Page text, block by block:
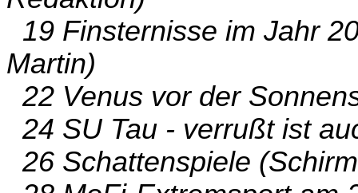
19 Finsternisse im Jahr
Martin)
22 Venus vor der
24 SU Tau - verrußt ist
26 Schattenspiele